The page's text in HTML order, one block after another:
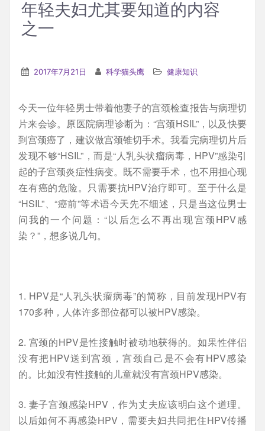
年轻夫妇尤其要知道的内容
之一
2017年7月21日 科学猫头鹰 健康知识
今天一位年轻男士带着他妻子的宫颈检查报告与病理切
片来会诊。原医院病理诊断为：“宫颈HSIL”，以及快要
到宫颈癌了，建议做宫颈锥切手术。我看完病理切片后
发现不够“HSIL”，而是“人乳头状瘤病毒，HPV”感染引
起的子宫颈炎症性病变。既不需要手术，也不用担心现
在有癌的危险。只需要抗HPV治疗即可。至于什么是
“HSIL”、“癌前”等术语今天先不细述，只是当这位男士
问我的一个问题：“以后怎么不再出现宫颈HPV感
染？”，想多说几句。
1. HPV是“人乳头状瘤病毒”的简称，目前发现HPV有
170多种，人体许多部位都可以被HPV感染。
2. 宫颈的HPV是性接触时被动地获得的。如果性伴侣
没有把HPV送到宫颈，宫颈自己是不会有HPV感染
的。比如没有性接触的儿童就没有宫颈HPV感染。
3. 妻子宫颈感染HPV，作为丈夫应该明白这个道理。
以后如何不再感染HPV，需要夫妇共同把住HPV传播